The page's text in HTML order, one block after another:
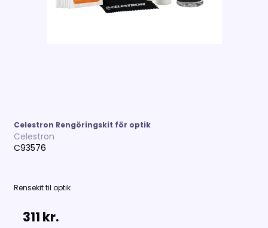
Celestron Rengöringskit för optik
Celestron
C93576
Rensekit til optik
311 kr.